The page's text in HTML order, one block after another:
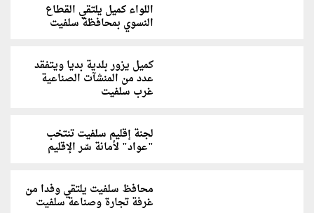
اللواء كميل يلتقي القطاع
النسوي بمحافظة سلفيت
كميل يزور بلدية بديا ويتفقد
عدد من المنشآت الصناعية
غرب سلفيت
لجنة إقليم سلفيت تنتخب
"عواد" لأمانة سّر الإقليم
محافظ سلفيت يلتقي وفدا من
غرفة تجارة وصناعة سلفيت